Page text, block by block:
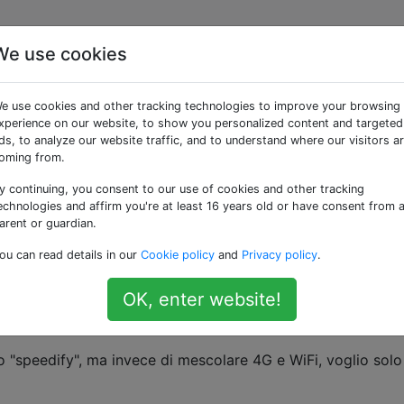
dati 4G /
veri operatori diversi (nessun vettore virtuale) - e un
voglio fare un vero bilanciamento del carico con un 1
quando googling riguarda Dual-Carrier o Dual-Band
quello che sto cercando di fare poiché
aumentare la velocità.
ma invece di mescolare 4G e WiFi, voglio solo
use cookies
use cookies and other tracking technologies to improve your browsing
on our website, to show you personalized content and targeted
to analyze our website traffic, and to understand where our visitors
from.
continuing, you consent to our use of cookies and other tracking
and affirm you're at least 16 years old or have consent from a
or guardian.
can read details in our Cookie policy and Privacy policy.
OK, enter website!